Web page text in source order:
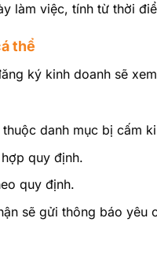
làm việc, tính từ thời
thể
ký kinh doanh sẽ
danh mục bị cấm
quy định.
quy định.
sẽ gửi thông báo